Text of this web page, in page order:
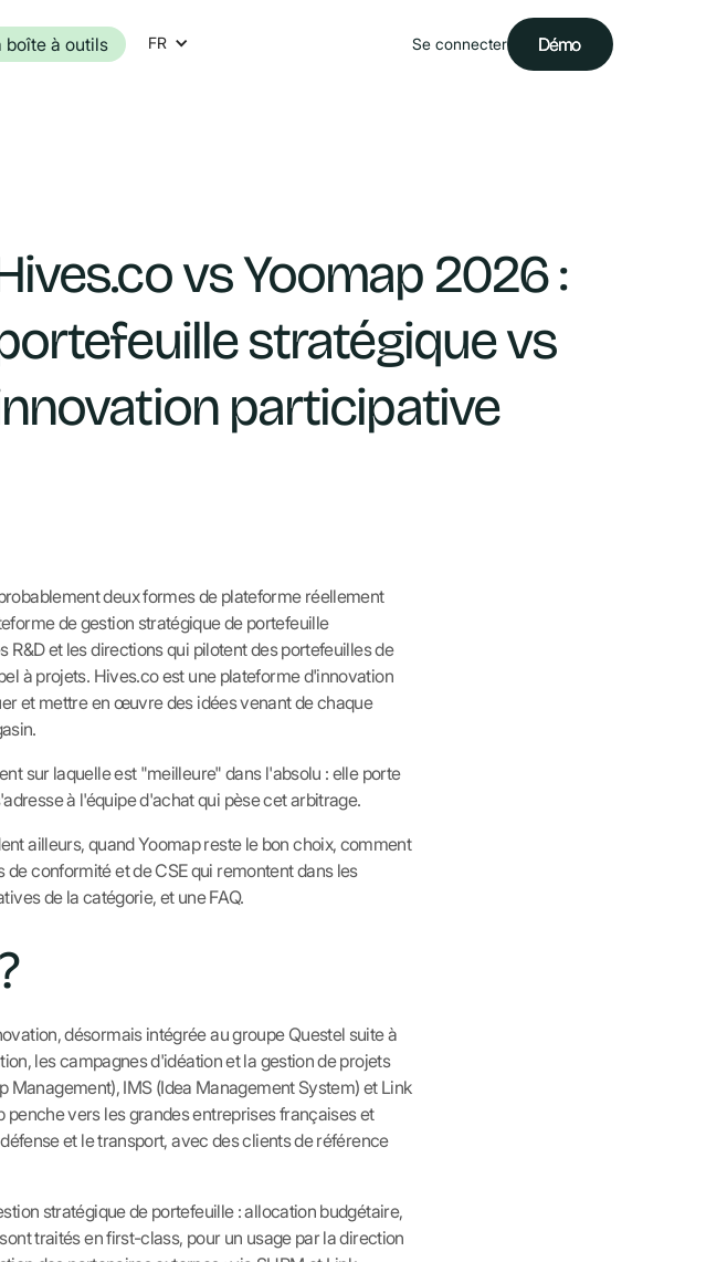
boîte à outils FR Se connecter Démo
Démo
vs Yoomap 2026 :
stratégique vs
participative
deux formes de plateforme réellement
de gestion stratégique de portefeuille
et les directions qui pilotent des portefeuilles de
à projets. Hives.co est une plateforme d'innovation
et mettre en œuvre des idées venant de chaque
sur laquelle est "meilleure" dans l'absolu : elle porte
à l'équipe d'achat qui pèse cet arbitrage.
ailleurs, quand Yoomap reste le bon choix, comment
conformité et de CSE qui remontent dans les
de la catégorie, et une FAQ.
désormais intégrée au groupe Questel suite à
les campagnes d'idéation et la gestion de projets
IMS (Idea Management System) et Link
vers les grandes entreprises françaises et
et le transport, avec des clients de référence
stratégique de portefeuille : allocation budgétaire,
traités en first-class, pour un usage par la direction